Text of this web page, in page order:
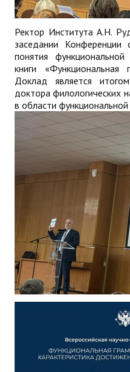
Ректор Института А.Н.
заседании
понятия
книги «Функциональная
Доклад является
доктора филологических
в области